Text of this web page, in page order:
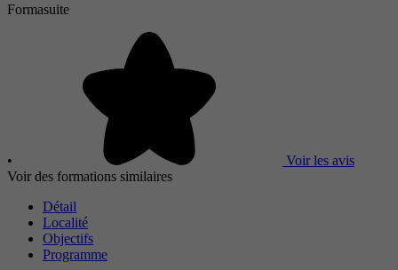
Formasuite
•
Voir les avis
Voir des formations similaires
Détail
Localité
Objectifs
Programme